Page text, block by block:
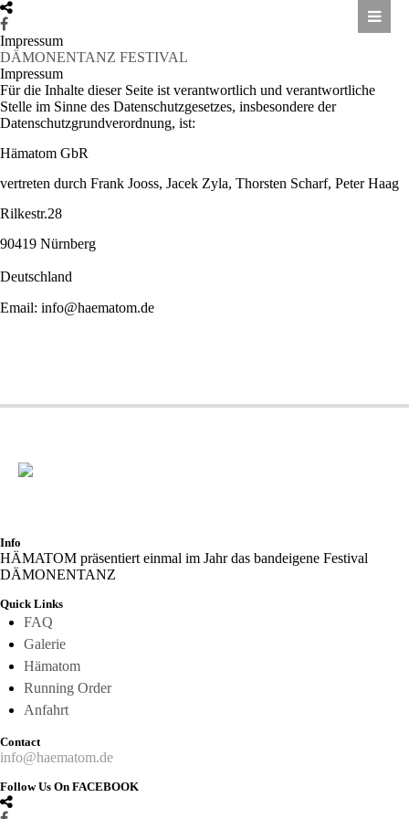
Impressum
DÄMONENTANZ FESTIVAL
Impressum
Für die Inhalte dieser Seite ist verantwortlich und verantwortliche
Stelle im Sinne des Datenschutzgesetzes, insbesondere der
Datenschutzgrundverordnung, ist:
Hämatom GbR
vertreten durch Frank Jooss, Jacek Zyla, Thorsten Scharf, Peter Haag
Rilkestr.28
90419 Nürnberg
Deutschland
Email: info@haematom.de
Info
HÄMATOM präsentiert einmal im Jahr das bandeigene Festival
DÄMONENTANZ
Quick Links
FAQ
Galerie
Hämatom
Running Order
Anfahrt
Contact
info@haematom.de
Follow Us On FACEBOOK